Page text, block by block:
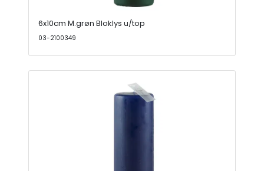
6x10cm M.grøn Bloklys u/top
03-2100349